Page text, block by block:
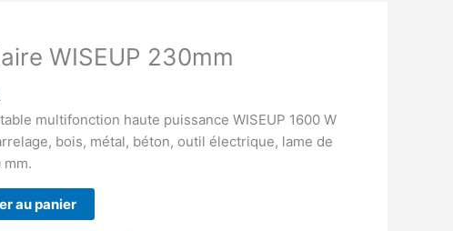
WISEUP 230mm
multifonction haute puissance WISEUP 1600 W
bois, métal, béton, outil électrique, lame de
au panier